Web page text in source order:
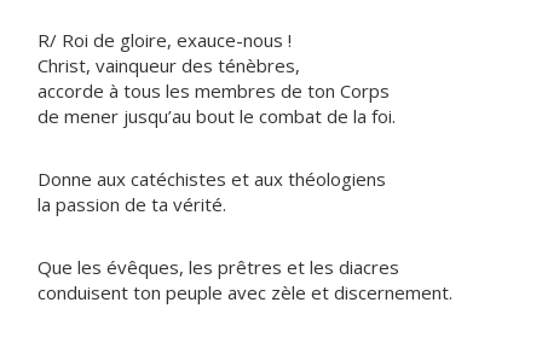
R/ Roi de gloire, exauce-nous !
Christ, vainqueur des ténèbres,
accorde à tous les membres de ton Corps
de mener jusqu’au bout le combat de la foi.
Donne aux catéchistes et aux théologiens
la passion de ta vérité.
Que les évêques, les prêtres et les diacres
conduisent ton peuple avec zèle et discernement.